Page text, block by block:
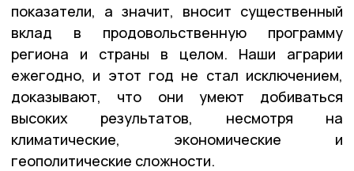
показатели, а значит, вносит существенный
вклад в продовольственную программу
региона и страны в целом. Наши аграрии
ежегодно, и этот год не стал исключением,
доказывают, что они умеют добиваться
высоких результатов, несмотря на
климатические, экономические и
геополитические сложности.